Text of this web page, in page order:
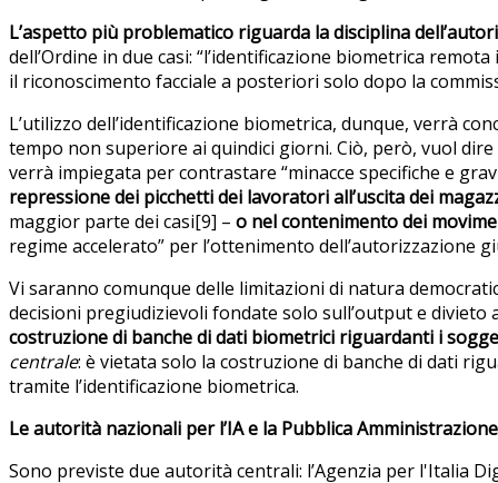
L’aspetto più problematico riguarda la disciplina
dell’Ordine in due casi: “l’identificazione biometrica
il riconoscimento facciale a posteriori solo dopo la
L’utilizzo dell’identificazione biometrica, dunque, verrà
tempo non superiore ai quindici giorni. Ciò, però, vuol
verrà impiegata per contrastare “minacce specifiche e
repressione dei picchetti dei lavoratori all’uscita dei
maggior parte dei casi[9] – o nel contenimento dei
regime accelerato” per l’ottenimento dell’autorizzazione
Vi saranno comunque delle limitazioni di natura
decisioni pregiudizievoli fondate solo sull’output e
costruzione di banche di dati biometrici riguardanti i
centrale: è vietata solo la costruzione di banche di dati
tramite l’identificazione biometrica.
Le autorità nazionali per l’IA e la Pubblica Amministrazione
Sono previste due autorità centrali: l’Agenzia per l'Italia